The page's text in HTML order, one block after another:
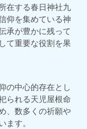
在する春日神社九
仰を集めている神
承が豊かに残って
て重要な役割を果
の中心的存在とし
られる天児屋根命
、数多くの祈願や
す。